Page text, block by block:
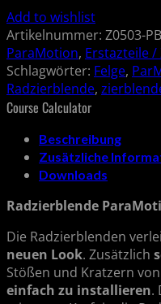
Add to wishlist
Artikelnummer: Z0503-
ParaMotion, Erstazteile
Schlagwörter: Felge,
Radzierblende,
Course Calculator
Beschreibung
Zusätzliche
Downloads
Radzierblende
Die Radzierblenden
neuen Look. Zusätzlich
Stößen und Kratzern
einfach zu installieren.